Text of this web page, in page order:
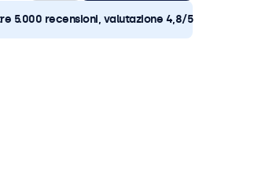
5.000 recensioni, valutazione 4,8/5